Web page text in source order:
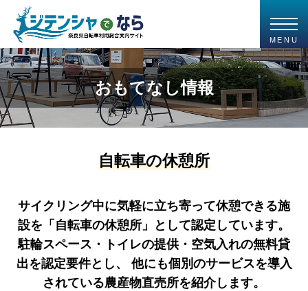
MENU
おもてなし情報
自転車の休憩所
サイクリング中に気軽に立ち寄って休憩できる施
設を「自転車の休憩所」として認定しています。
駐輪スペース・トイレの提供・空気入れの無料貸
出を認定要件とし、
他にも個別のサービスを導入
されている農産物直売所を紹介します。